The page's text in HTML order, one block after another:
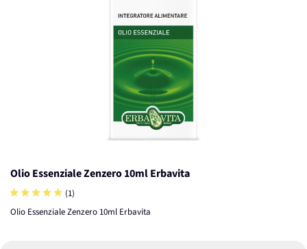
Olio Essenziale Zenzero 10ml Erbavita
(1)
Olio Essenziale Zenzero 10ml Erbavita